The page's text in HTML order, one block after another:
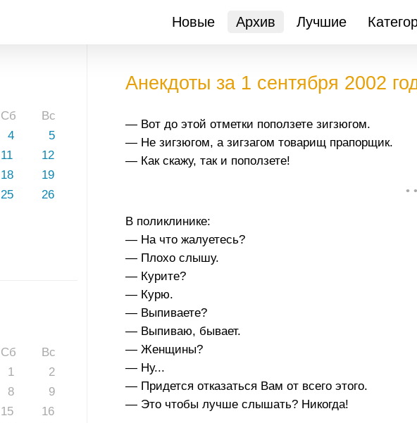
Новые Архив Лучшие
Сб
Вс
4
5
11
12
18
19
25
26
Сб
Вс
1
2
8
9
15
16
Анекдоты за 1 сентября 2002
— Вот до этой отметки поползете зигзюгом.
— Не зигзюгом, а зигзагом товарищ прапорщик.
— Как скажу, так и поползете!
•
В поликлинике:
— На что жалуетесь?
— Плохо слышу.
— Курите?
— Курю.
— Выпиваете?
— Выпиваю, бывает.
— Женщины?
— Ну...
— Придется отказаться Вам от всего этого.
— Это чтобы лучше слышать? Никогда!